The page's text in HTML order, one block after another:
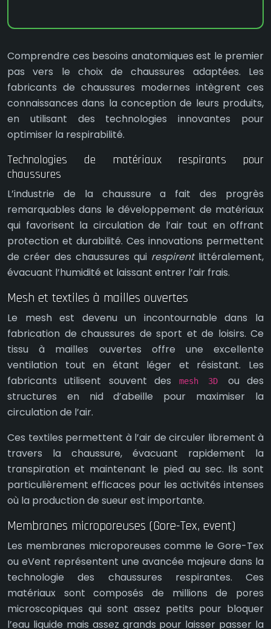
Comprendre ces besoins anatomiques est le premier
pas vers le choix de chaussures adaptées. Les
fabricants de chaussures modernes intègrent ces
connaissances dans la conception de leurs produits,
en utilisant des technologies innovantes pour
optimiser la respirabilité.
Technologies de matériaux respirants pour
chaussures
L’industrie de la chaussure a fait des progrès
remarquables dans le développement de matériaux
qui favorisent la circulation de l’air tout en offrant
protection et durabilité. Ces innovations permettent
de créer des chaussures qui respirent littéralement,
évacuant l’humidité et laissant entrer l’air frais.
Mesh et textiles à mailles ouvertes
Le mesh est devenu un incontournable dans la
fabrication de chaussures de sport et de loisirs. Ce
tissu à mailles ouvertes offre une excellente
ventilation tout en étant léger et résistant. Les
fabricants utilisent souvent des
mesh 3D ou des
structures en nid d’abeille pour maximiser la
circulation de l’air.
Ces textiles permettent à l’air de circuler librement à
travers la chaussure, évacuant rapidement la
transpiration et maintenant le pied au sec. Ils sont
particulièrement efficaces pour les activités intenses
où la production de sueur est importante.
Membranes microporeuses (Gore-Tex, event)
Les membranes microporeuses comme le Gore-Tex
ou eVent représentent une avancée majeure dans la
technologie des chaussures respirantes. Ces
matériaux sont composés de millions de pores
microscopiques qui sont assez petits pour bloquer
l’eau liquide mais assez grands pour laisser passer la